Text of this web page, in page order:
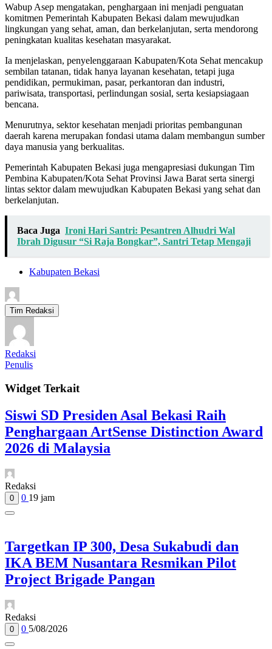
Wabup Asep mengatakan, penghargaan ini menjadi penguatan
komitmen Pemerintah Kabupaten Bekasi dalam mewujudkan
lingkungan yang sehat, aman, dan berkelanjutan, serta mendorong
peningkatan kualitas kesehatan masyarakat.
Ia menjelaskan, penyelenggaraan Kabupaten/Kota Sehat mencakup
sembilan tatanan, tidak hanya layanan kesehatan, tetapi juga
pendidikan, permukiman, pasar, perkantoran dan industri,
pariwisata, transportasi, perlindungan sosial, serta kesiapsiagaan
bencana.
Menurutnya, sektor kesehatan menjadi prioritas pembangunan
daerah karena merupakan fondasi utama dalam membangun sumber
daya manusia yang berkualitas.
Pemerintah Kabupaten Bekasi juga mengapresiasi dukungan Tim
Pembina Kabupaten/Kota Sehat Provinsi Jawa Barat serta sinergi
lintas sektor dalam mewujudkan Kabupaten Bekasi yang sehat dan
berkelanjutan.
Baca Juga Ironi Hari Santri: Pesantren Alhudri Wal
Ibrah Digusur “Si Raja Bongkar”, Santri Tetap Mengaji
Kabupaten Bekasi
Tim Redaksi
Redaksi
Penulis
Widget Terkait
Siswi SD Presiden Asal Bekasi Raih
Penghargaan ArtSense Distinction Award
2026 di Malaysia
Redaksi
0 0 19 jam
Targetkan IP 300, Desa Sukabudi dan
IKA BEM Nusantara Resmikan Pilot
Project Brigade Pangan
Redaksi
0 0 5/08/2026